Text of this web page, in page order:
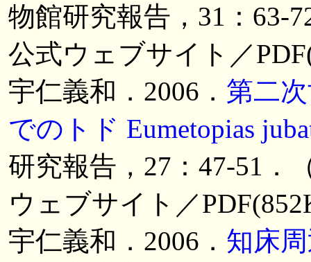
物館研究報告，31：63-
公式ウェブサイト／
宇仁義和．2006． 第二
でのトド Eumetopias
研究報告，27：47-51．
ウェブサイト／
宇仁義和．2006． 知床